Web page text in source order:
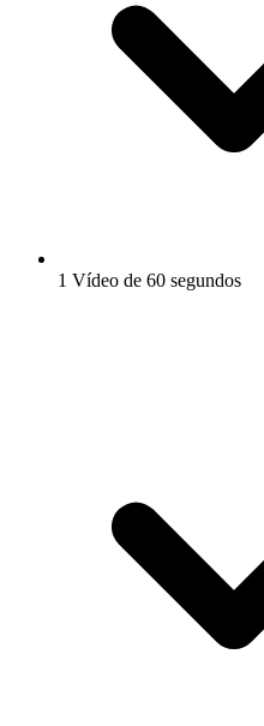
1 Vídeo de 60 segundos